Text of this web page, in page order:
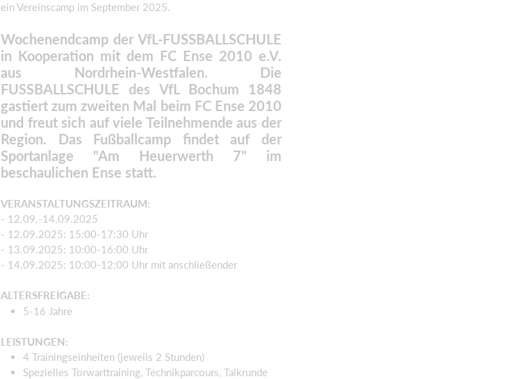
ein Vereinscamp im September 2025.
Wochenendcamp der VfL-FUSSBALLSCHULE
in Kooperation mit dem FC Ense 2010 e.V.
aus Nordrhein-Westfalen. Die
FUSSBALLSCHULE des VfL Bochum 1848
gastiert zum zweiten Mal beim FC Ense 2010
und freut sich auf viele Teilnehmende aus der
Region. Das Fußballcamp findet auf der
Sportanlage "Am Heuerwerth 7" im
beschaulichen Ense statt.
VERANSTALTUNGSZEITRAUM:
- 12.09.-14.09.2025
- 12.09.2025: 15:00-17:30 Uhr
- 13.09.2025: 10:00-16:00 Uhr
- 14.09.2025: 10:00-12:00 Uhr mit anschließender
ALTERSFREIGABE:
5-16 Jahre
LEISTUNGEN:
4 Trainingseinheiten (jeweils 2 Stunden)
Spezielles Torwarttraining, Technikparcours, Talkrunde